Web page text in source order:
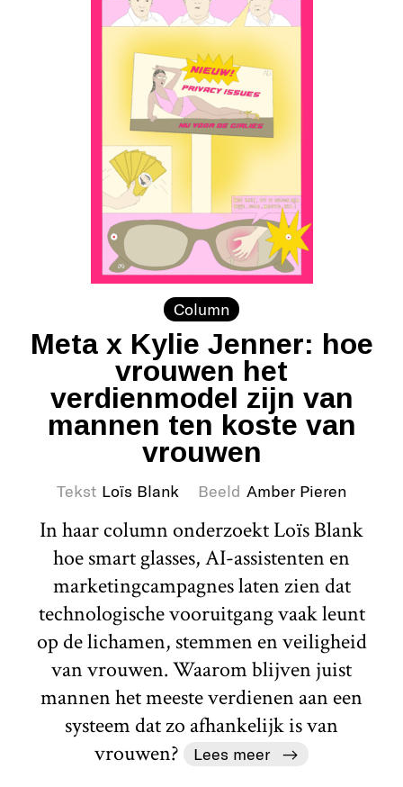
Column
Meta x Kylie Jenner: hoe
vrouwen het
verdienmodel zijn van
mannen ten koste van
vrouwen
Tekst Loïs Blank Beeld Amber Pieren
In haar column onderzoekt Loïs Blank
hoe smart glasses, AI-assistenten en
marketingcampagnes laten zien dat
technologische vooruitgang vaak leunt
op de lichamen, stemmen en veiligheid
van vrouwen. Waarom blijven juist
mannen het meeste verdienen aan een
systeem dat zo afhankelijk is van
vrouwen?
Lees meer